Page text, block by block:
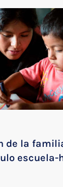
de la
escuela-